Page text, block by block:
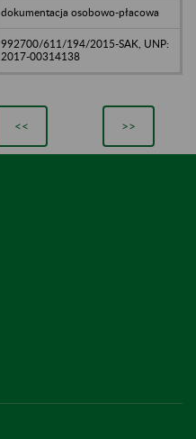
dokumentacja osobowo-płacowa
992700/611/194/2015-SAK, UNP:
2017-00314138
<< >>